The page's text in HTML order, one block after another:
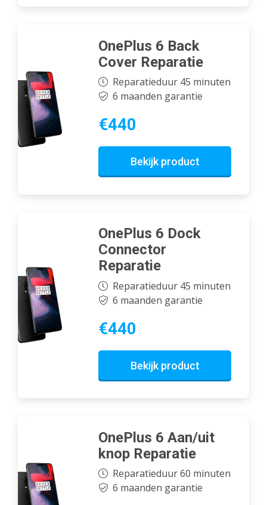
OnePlus 6 Back
Cover Reparatie
Reparatieduur 45 minuten
6 maanden garantie
€440
Bekijk product
OnePlus 6 Dock
Connector
Reparatie
Reparatieduur 45 minuten
6 maanden garantie
€440
Bekijk product
OnePlus 6 Aan/uit
knop Reparatie
Reparatieduur 60 minuten
6 maanden garantie